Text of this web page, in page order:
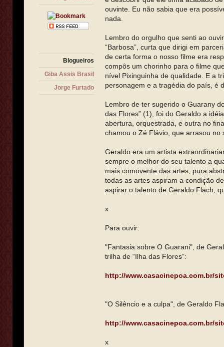
Blogueiros
Giba Assis Brasil
Jorge Furtado
ouvinte. Eu não sabia que era
nada.
Lembro do orgulho que senti ao
“Barbosa”, curta que dirigi em
de certa forma o nosso filme era
compôs um chorinho para o filme
nível Pixinguinha de qualidade. E a
personagem e a tragédia do país, é
Lembro de ter sugerido o Guarany
das Flores” (1), foi do Geraldo a
abertura, orquestrada, e outra no
chamou o Zé Flávio, que arrasou no
Geraldo era um artista
sempre o melhor do seu talento a
mais comovente das artes, pura
todas as artes aspiram a condição
aspirar o talento de Geraldo Flach,
x
Para ouvir:
"Fantasia sobre O Guarani", de
trilha de “Ilha das Flores”:
http://www.casacinepoa.com.br/
"O Silêncio e a culpa", de Geraldo
http://www.casacinepoa.com.br/
x